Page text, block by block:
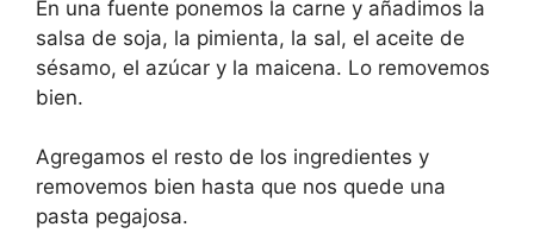
En una fuente ponemos la carne y añadimos la
salsa de soja, la pimienta, la sal, el aceite de
sésamo, el azúcar y la maicena. Lo removemos
bien.
Agregamos el resto de los ingredientes y
removemos bien hasta que nos quede una
pasta pegajosa.